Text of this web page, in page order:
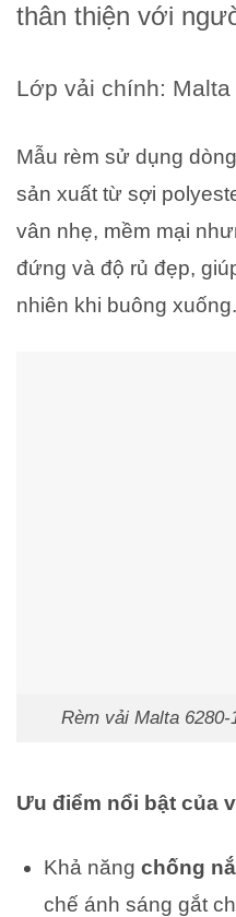
thân thiện với
Lớp vải chính:
Mẫu rèm sử dụng
sản xuất từ sợi
vân nhẹ, mềm mại
đứng và độ rủ đẹp,
nhiên khi buông xuống.
Rèm vải Malta
Ưu điểm nổi bật của
Khả năng chống
chế ánh sáng gắt